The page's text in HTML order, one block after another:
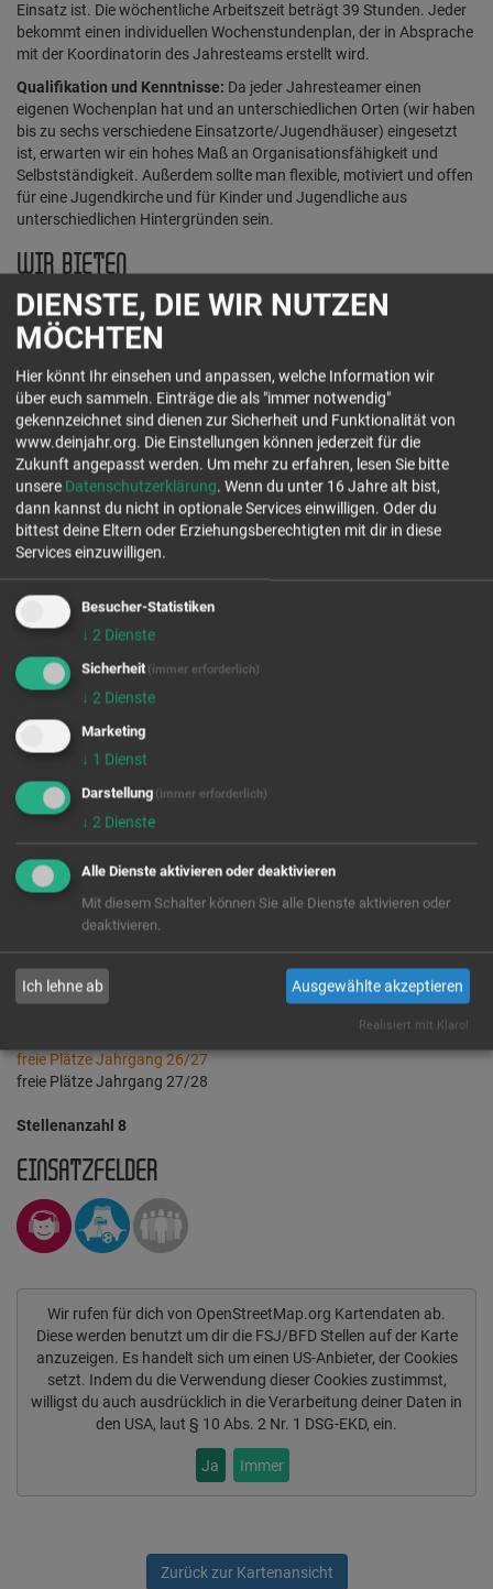
Einsatz ist. Die wöchentliche Arbeitszeit beträgt 39 Stunden. Jeder
bekommt einen individuellen Wochenstundenplan, der in Absprache
mit der Koordinatorin des Jahresteams erstellt wird.
Qualifikation und Kenntnisse: Da jeder Jahresteamer einen
eigenen Wochenplan hat und an unterschiedlichen Orten (wir haben
bis zu sechs verschiedene Einsatzorte/Jugendhäuser) eingesetzt
ist, erwarten wir ein hohes Maß an Organisationsfähigkeit und
Selbstständigkeit. Außerdem sollte man flexible, motiviert und offen
für eine Jugendkirche und für Kinder und Jugendliche aus
unterschiedlichen Hintergründen sein.
WIR BIETEN
Begleitung:Jeder Jahresteamer hat als ersten dienstlichen
Ansprechpartner den Koordinator des Jahresteams. Alle
dienstlichen Angelegenheiten werden mit ihm besprochen.
Zusätzlich bekommt jeder einen weiteren Mentor zur Seite gestellt,
der zur Begleitung, Seelsorge, Reflexion und Zielsetzung dient und
die Jahresteamer unterstützen kann. Dazu gibt es individuelle
Treffen (ca. Quartalsweise). In regelmäßigen Abständen finden sog.
„Jahresteam-Abende“ statt, die die Möglichkeit bieten in anderer
entspannter Atmosphäre als Team und mit anderen Kollegen
zusammenzukommen.
Wohnsituation:Das Weigle-Haus hat eine WG, in denen es
Zimmer für Jahresteamer gibt, die während ihres
Außerdem erhältst du natürlich ein Taschengeld.
Fragen und Anmerkungen: Rolf Zwick (Koordination Jahresteam)
hallo@weigle-haus.de, 0201 224223
DEIN KONTAKT
Hohenburgstr. 96
45128 Essen
Tel.: 0201 224223
www.weigle-haus.de
Jetzt Kontakt aufnehmen
freie Plätze Jahrgang 26/27
freie Plätze Jahrgang 27/28
Stellenanzahl 8
EINSATZFELDER
Wir rufen für dich von OpenStreetMap.org Kartendaten ab.
Diese werden benutzt um dir die FSJ/BFD Stellen auf der Karte
anzuzeigen. Es handelt sich um einen US-Anbieter, der Cookies
setzt. Indem du die Verwendung dieser Cookies zustimmst,
willigst du auch ausdrücklich in die Verarbeitung deiner Daten in
den USA, laut § 10 Abs. 2 Nr. 1 DSG-EKD, ein.
Ja Immer
Zurück zur Kartenansicht
DIENSTE, DIE WIR NUTZEN
MÖCHTEN
Hier könnt Ihr einsehen und anpassen, welche Information wir
über euch sammeln. Einträge die als "immer notwendig"
gekennzeichnet sind dienen zur Sicherheit und Funktionalität von
www.deinjahr.org. Die Einstellungen können jederzeit für die
Zukunft angepasst werden. Um mehr zu erfahren, lesen Sie bitte
unsere Datenschutzerklärung. Wenn du unter 16 Jahre alt bist,
dann kannst du nicht in optionale Services einwilligen. Oder du
bittest deine Eltern oder Erziehungsberechtigten mit dir in diese
Services einzuwilligen.
Besucher-Statistiken
↓ 2 Dienste
Sicherheit (immer erforderlich)
↓ 2 Dienste
Marketing
↓ 1 Dienst
Darstellung (immer erforderlich)
↓ 2 Dienste
Alle Dienste aktivieren oder deaktivieren
Mit diesem Schalter können Sie alle Dienste aktivieren oder
deaktivieren.
Ich lehne ab Ausgewählte akzeptieren
Realisiert mit Klaro!